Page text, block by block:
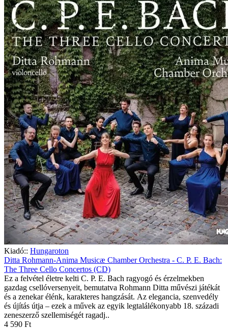
Kiadó:: Hungaroton
Ditta Rohmann-Anima Musicæ Chamber Orchestra - C. P. E. Bach:
The Three Cello Concertos (CD)
Ez a felvétel életre kelti C. P. E. Bach ragyogó és érzelmekben
gazdag csellóversenyeit, bemutatva Rohmann Ditta művészi játékát
és a zenekar élénk, karakteres hangzását. Az elegancia, szenvedély
és újítás útja – ezek a művek az egyik legtalálékonyabb 18. századi
zeneszerző szellemiségét ragadj..
4 590 Ft